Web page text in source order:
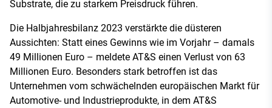
Substrate, die zu starkem Preisdruck führen.
Die Halbjahresbilanz 2023 verstärkte die düsteren
Aussichten: Statt eines Gewinns wie im Vorjahr – damals
49 Millionen Euro – meldete AT&S einen Verlust von 63
Millionen Euro. Besonders stark betroffen ist das
Unternehmen vom schwächelnden europäischen Markt für
Automotive- und Industrieprodukte, in dem AT&S